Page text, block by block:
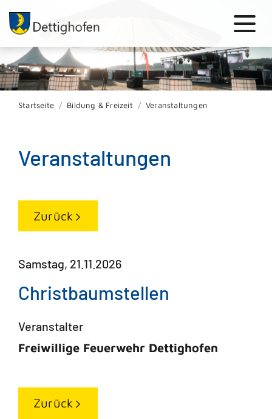
Startseite Bildung & Freizeit Veranstaltungen
Veranstaltungen
Zurück
Samstag, 21.11.2026
Christbaumstellen
Veranstalter
Freiwillige Feuerwehr Dettighofen
Zurück